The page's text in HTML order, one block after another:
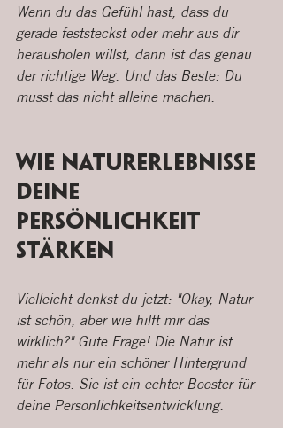
Wenn du das Gefühl hast, dass du
gerade feststeckst oder mehr aus dir
herausholen willst, dann ist das genau
der richtige Weg. Und das Beste: Du
musst das nicht alleine machen.
Wie Naturerlebnisse
deine
Persönlichkeit
stärken
Vielleicht denkst du jetzt: "Okay, Natur
ist schön, aber wie hilft mir das
wirklich?" Gute Frage! Die Natur ist
mehr als nur ein schöner Hintergrund
für Fotos. Sie ist ein echter Booster für
deine Persönlichkeitsentwicklung.